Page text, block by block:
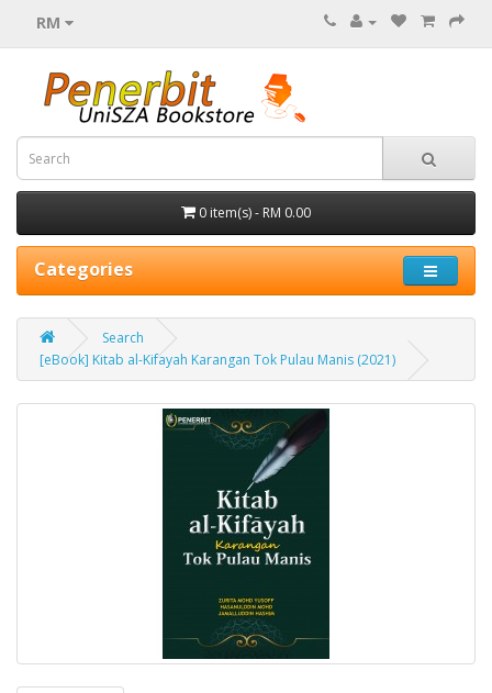
RM
0 item(s) - RM 0.00
Categories
Search
[eBook] Kitab al-Kifayah Karangan Tok Pulau Manis (2021)